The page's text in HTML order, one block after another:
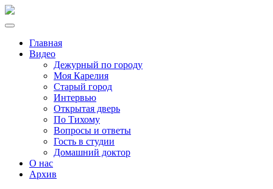
Главная
Видео
Дежурный по городу
Моя Карелия
Старый город
Интервью
Открытая дверь
По Тихому
Вопросы и ответы
Гость в студии
Домашний доктор
О нас
Архив